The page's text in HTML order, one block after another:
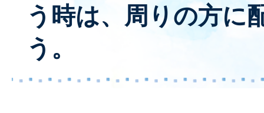
う時は、周りの方に
う。